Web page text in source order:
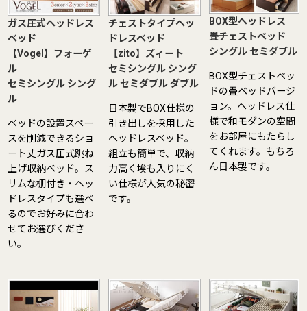
ガス圧式ヘッドレス
ベッド
【Vogel】フォーゲ
ル
セミシングル シング
ル
ベッドの設置スペー
スを削減できるショ
ート丈ガス圧式跳ね
上げ収納ベッド。ス
リムな棚付き・ヘッ
ドレスタイプも選べ
るのでお好みに合わ
せてお選びくださ
い。
チェストタイプヘッ
ドレスベッド
【zito】ズィート
セミシングル シング
ルセミダブルダブル
日本製でBOX仕様の
引き出しを採用した
ヘッドレスベッド。
組立も簡単で、収納
力高く埃も入りにく
い仕様が人気の秘密
です。
BOX型ヘッドレス
畳チェストベッド
シングルセミダブル
BOX型チェストベッ
ドの畳ベッドバージ
ョン。ヘッドレス仕
様で和モダンの空間
をお部屋にもたらし
てくれます。もちろ
ん日本製です。